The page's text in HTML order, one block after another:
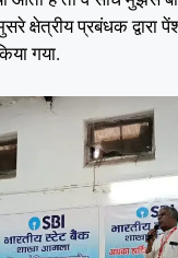
क्षेत्रीय प्रबंधक द्वारा
गया.